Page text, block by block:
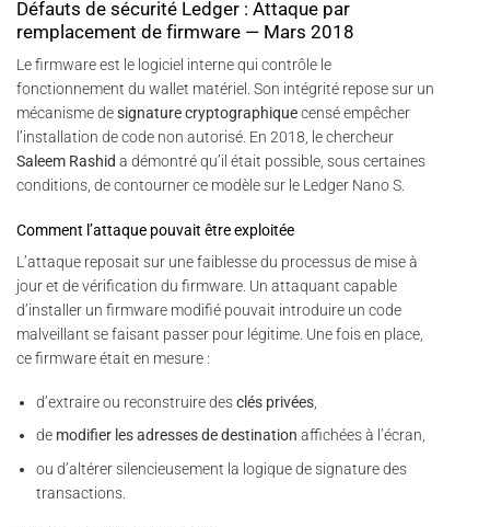
Défauts de sécurité Ledger : Attaque par
remplacement de firmware — Mars 2018
Le firmware est le logiciel interne qui contrôle le
fonctionnement du wallet matériel. Son intégrité repose sur un
mécanisme designature cryptographiquecensé empêcher
l’installation de code non autorisé. En 2018, le chercheur
Saleem Rashid a démontré qu’il était possible, sous certaines
conditions, de contourner ce modèle sur le Ledger Nano S.
Comment l’attaque pouvait être exploitée
L’attaque reposait sur une faiblesse du processus de mise à
jour et de vérification du firmware. Un attaquant capable
d’installer un firmware modifié pouvait introduire un code
malveillant se faisant passer pour légitime. Une fois en place,
ce firmware était en mesure :
d’extraire ou reconstruire desclés privées
de modifier les adresses de destination affichées à l’écran,
ou d’altérer silencieusement la logique de signature des
transactions.